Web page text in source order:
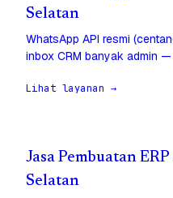
Selatan
WhatsApp API resmi
inbox CRM banyak admin
Lihat layanan →
Jasa Pembuatan
Selatan